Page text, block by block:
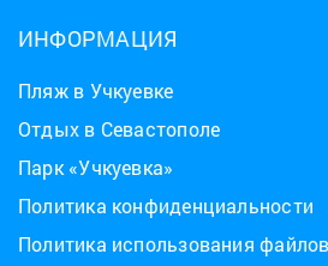
ИНФОРМАЦИЯ
Пляж в Учкуевке
Отдых в Севастополе
Парк «Учкуевка»
Политика конфиденциальности
Политика использования